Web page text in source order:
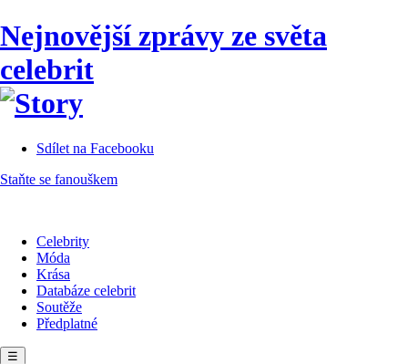
Nejnovější zprávy ze světa
celebrit
Sdílet na Facebooku
Staňte se fanouškem
Celebrity
Móda
Krása
Databáze celebrit
Soutěže
Předplatné
☰